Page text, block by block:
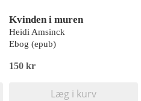
Kvinden i muren
Heidi Amsinck
Ebog (epub)
150 kr
Læg i kurv